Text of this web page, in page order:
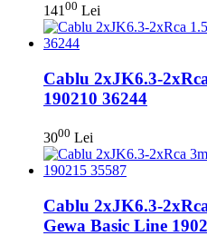
141 00 Lei
Cablu 2xJK6.3-
190210 36244
3000 Lei
Cablu 2xJK6.3-
Gewa Basic Line